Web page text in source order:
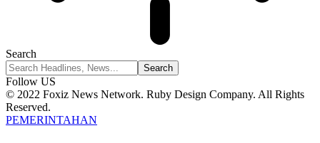
Search
Follow US
© 2022 Foxiz News Network. Ruby Design Company. All Rights
Reserved.
PEMERINTAHAN